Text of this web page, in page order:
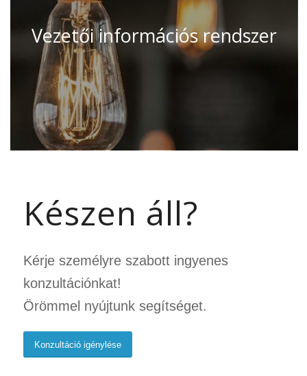
Vezetői információs rendszer
Készen áll?
Kérje személyre szabott ingyenes
konzultációnkat!
Örömmel nyújtunk segítséget.
Konzultáció igénylése